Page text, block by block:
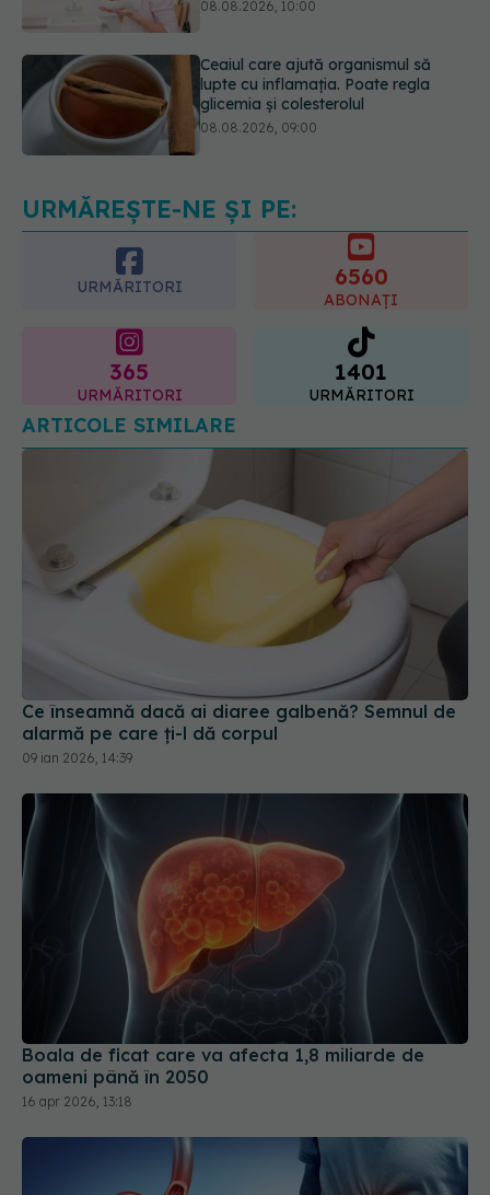
lupte cu inflamația. Poate regla
Primele 1.000 de zile ar putea
decide sănătatea creierului pentru
URMĂREȘTE-NE ȘI PE:
URMĂRITORI 6560
ABONAȚI
365
URMĂRITORI
1401
URMĂRITORI
ARTICOLE SIMILARE
Ce înseamnă dacă ai diaree galbenă? Semnul de
alarmă pe care ți-l dă corpul
09 ian 2026, 14:39
Boala de ficat care va afecta 1,8 miliarde de
oameni până în 2050
16 apr 2026, 13:18